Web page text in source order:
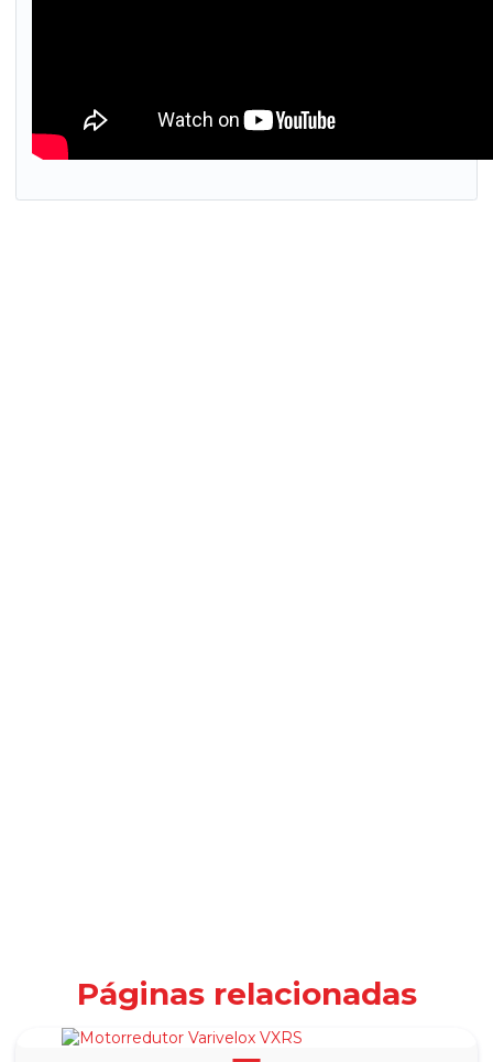
Páginas relacionadas